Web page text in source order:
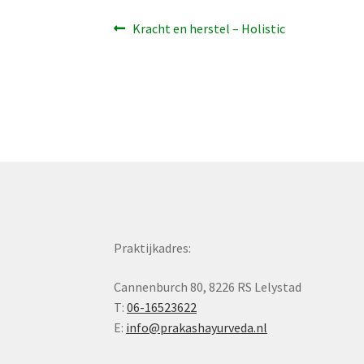
Bericht
Vorig
Kracht en herstel – Holistic
Praktijkadres:
Cannenburch 80, 8226 RS Lelystad
T:06-16523622
E: info@prakashayurveda.nl